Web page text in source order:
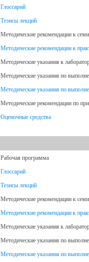
Глоссарий
Тезисы лекций
Методические рекомендации к
Методические рекомендации к
Методические указания к
Методические указания по
Методические указания по
Методические рекомендации по
Оценочные средства
Рабочая программа
Глоссарий
Тезисы лекций
Методические рекомендации к
Методические рекомендации к
Методические указания к
Методические указания по
Методические указания по